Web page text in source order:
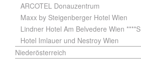
ARCOTEL Donauzentrum
Maxx by Steigenberger Hotel Wien
Lindner Hotel Am Belvedere Wien ****S
Hotel Imlauer und Nestroy Wien
Niederösterreich